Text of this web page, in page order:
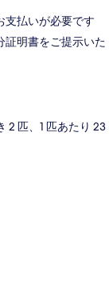
支払いが必要です
証明書をご提示いた
2 匹、1 匹あたり 23